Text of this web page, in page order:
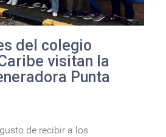
del colegio
visitan la
Punta
de recibir a los